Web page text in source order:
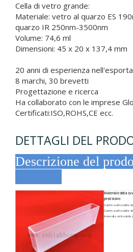
Cella di vetro grande:
Materiale: vetro al quarzo ES
quarzo IR 250nm-3500nm
Volume: 74,6 ml
Dimensioni: 45 x 20 x 137,4 mm
20 anni di esperienza
8 marchi, 30 brevetti
Progettazione e ricerca
Ha collaborato con le imprese
Certificati:ISO,ROHS,CE ecc.
DETTAGLI DEL
Descrizione
Materiale della
precisione:
Gamma utilizzabile
Gamma utilizzabile
Intervallo utilizzabile